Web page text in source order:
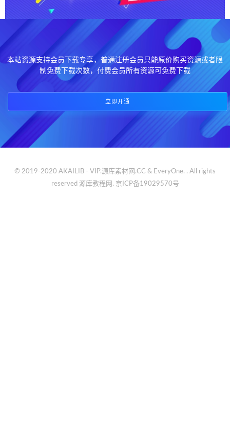
本站资源支持会员下载专享，普通注册会员只能原价购买资源或者限
制免费下载次数，付费会员所有资源可免费下载
立即开通
© 2019-2020 AKAILIB - VIP.源库素材网.CC & EveryOne. . All rights
reserved 源库教程网. 京ICP备19029570号